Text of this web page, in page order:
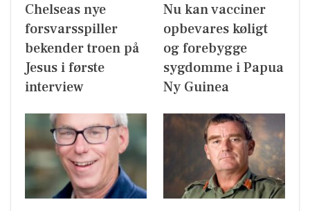
Chelseas nye
forsvarsspiller
bekender troen på
Jesus i første
interview
Nu kan vacciner
opbevares køligt
og forebygge
sygdomme i Papua
Ny Guinea